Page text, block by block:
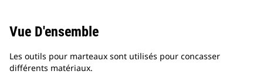
Vue D'ensemble
Les outils pour marteaux sont utilisés pour concasser
différents matériaux.